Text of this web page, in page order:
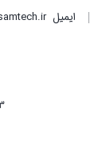
ایمیل
3 روز